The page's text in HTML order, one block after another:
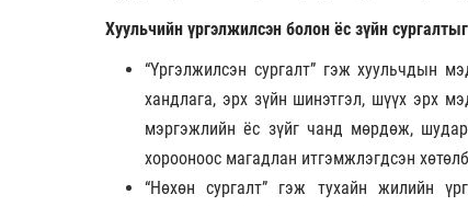
Хуульчийн үргэлжилсэн болон ёс зүйн
“Үргэлжилсэн сургалт” гэж хуульчдын
хандлага, эрх зүйн шинэтгэл, шүүх эрх
мэргэжлийн ёс зүйг чанд мөрдөж,
хорооноос магадлан итгэмжлэгдсэн
“Нөхөн сургалт” гэж тухайн жилийн